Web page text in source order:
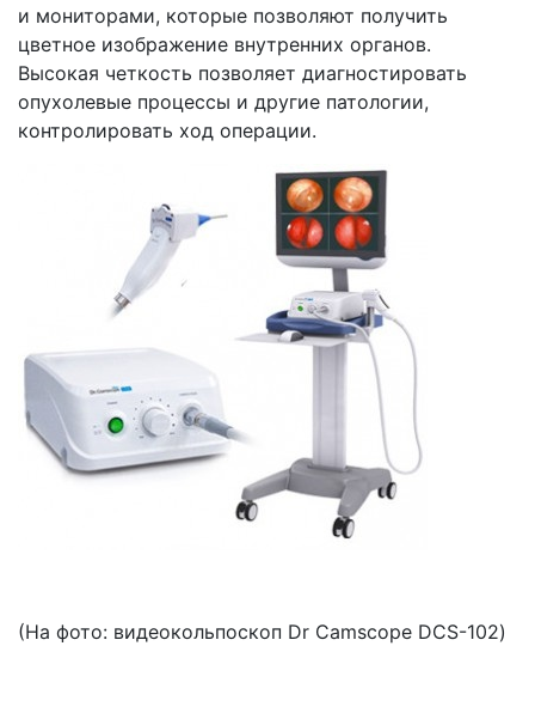
и мониторами, которые позволяют получить
цветное изображение внутренних органов.
Высокая четкость позволяет диагностировать
опухолевые процессы и другие патологии,
контролировать ход операции.
(На фото: видеокольпоскоп Dr Camscope DCS-102)